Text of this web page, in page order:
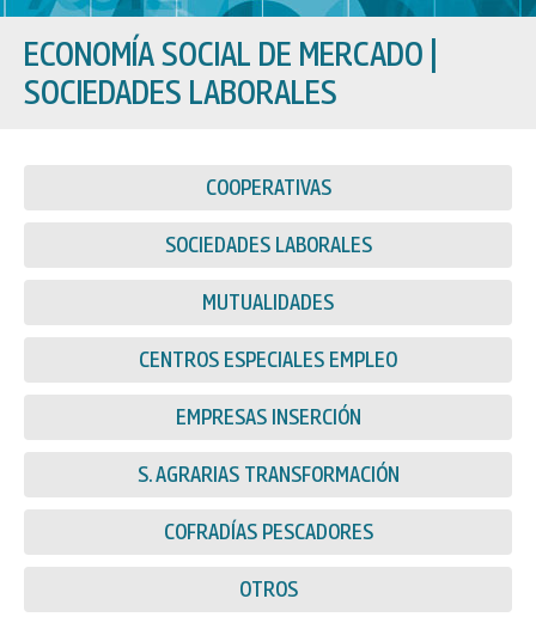
ECONOMÍA SOCIAL DE MERCADO
SOCIEDADES LABORALES
COOPERATIVAS
SOCIEDADES LABORALES
MUTUALIDADES
CENTROS ESPECIALES EMPLEO
EMPRESAS INSERCIÓN
S. AGRARIAS TRANSFORMACIÓN
COFRADÍAS PESCADORES
OTROS